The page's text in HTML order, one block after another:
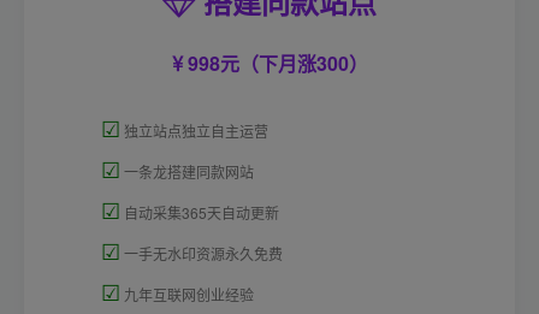
998元（下月涨300）
☑ 独立站点独立自主运营
☑ 一条龙搭建同款网站
☑ 自动采集365天自动更新
☑ 一手无水印资源永久免费
☑ 九年互联网创业经验